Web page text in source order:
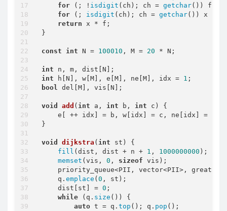
for (; ! isdigit (ch); ch = getchar()) f -=
for (; isdigit (ch); ch = getchar()) x =
return x * f;
}
const int N = 100010 , M = 20 * N;
int
int h[N], w[M], e[M], ne[M], idx = 1
bool del[M], vis[N];
void add ( int a, int b, int c)
{
e[ ++ idx] = b, w[idx] = c, ne[idx] =
}
void dijkstra ( int st)
{
fill (dist, dist + n + 1 , 1000000000 );
memset (vis, 0 , sizeof vis);
priority_queue<PII, vector<PII>,
    q.
emplace ( 0 , st);
    dist[st] =
0 ;
while (q. size ()) {
auto t = q. top (); q. pop ();